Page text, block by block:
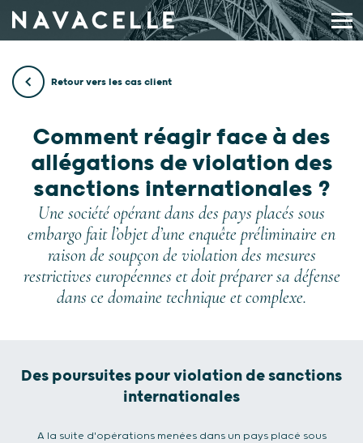
Retour vers les cas client
Comment réagir face à des
allégations de violation des
sanctions internationales ?
Une société opérant dans des pays placés sous
embargo fait l’objet d’une enquête préliminaire en
raison de soupçon de violation des mesures
restrictives européennes et doit préparer sa défense
dans ce domaine technique et complexe.
Des poursuites pour violation de sanctions
internationales
A la suite d'opérations menées dans un pays placé sous